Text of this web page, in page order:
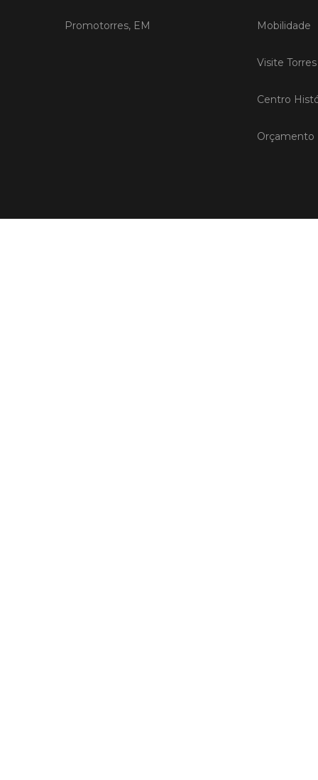
Promotorres, EM Mobilidade
Visite
Centro
Orçamento